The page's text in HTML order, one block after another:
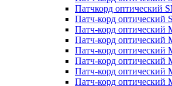
Патчкорд оптический
Патч-корд оптический
Патч-корд оптический
Патч-корд оптический
Патч-корд оптический
Патч-корд оптический
Патч-корд оптический
Патч-корд оптический